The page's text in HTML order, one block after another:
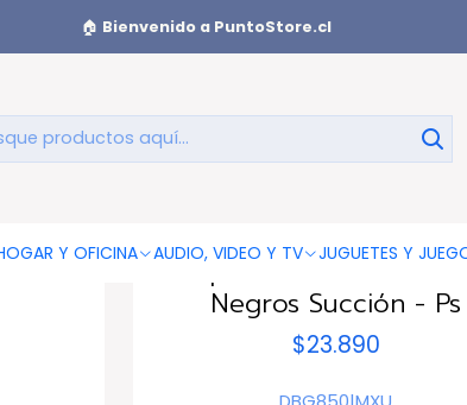
Y OFICINA AUDIO, VIDEO Y TV JUGUETES Y
🏠 Bienvenido a PuntoStore.cl
Limpiador Facial
Limpiador Extractor
Negros Succión - Ps
$23.890